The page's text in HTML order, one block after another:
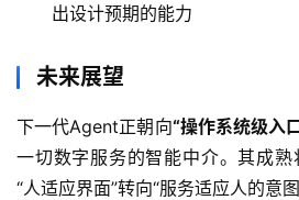
出设计预期的能力
未来展望
下一代Agent正朝向“操作系统级入
一切数字服务的智能中介。其成
“人适应界面”转向“服务适应人的意图